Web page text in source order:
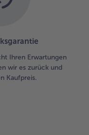
Ihren Erwartungen
wir es zurück und
Kaufpreis.